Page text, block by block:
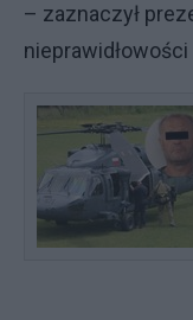
– zaznaczył
nieprawidłowości